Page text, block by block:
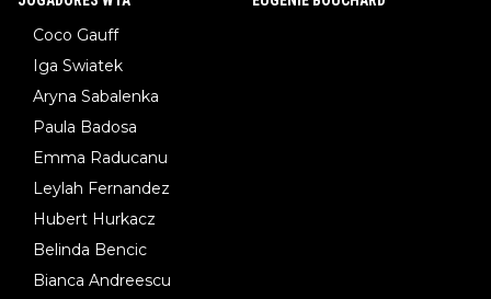
Coco Gauff
Iga Swiatek
Aryna Sabalenka
Paula Badosa
Emma Raducanu
Leylah Fernandez
Hubert Hurkacz
Belinda Bencic
Bianca Andreescu